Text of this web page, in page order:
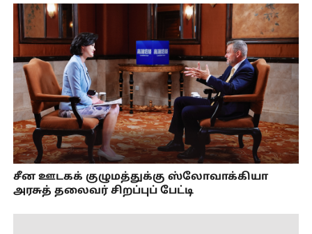
சீன ஊடகக் குழுமத்துக்கு ஸ்லோவாக்கியா
அரசுத் தலைவர் சிறப்புப் பேட்டி